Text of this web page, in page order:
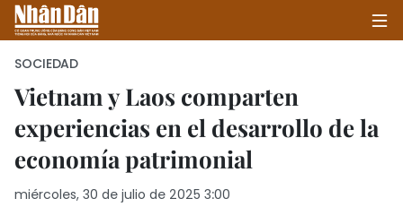
INICIO
POLÍTICA
SOCIEDAD
Vietnam y Laos comparten
experiencias en el desarrollo de la
economía patrimonial
miércoles, 30 de julio de 2025 3:00